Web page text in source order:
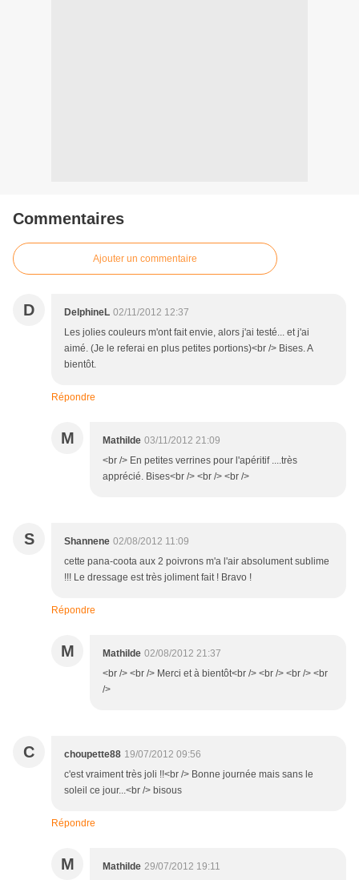
Commentaires
Ajouter un commentaire
D DelphineL 02/11/2012 12:37
Les jolies couleurs m'ont fait envie, alors j'ai testé... et j'ai
aimé. (Je le referai en plus petites portions)<br /> Bises. A
bientôt.
Répondre
M Mathilde 03/11/2012 21:09
<br /> En petites verrines pour l'apéritif ....très
apprécié. Bises<br /> <br /> <br />
S Shannene 02/08/2012 11:09
cette pana-coota aux 2 poivrons m'a l'air absolument sublime
!!! Le dressage est très joliment fait ! Bravo !
Répondre
M Mathilde 02/08/2012 21:37
<br /> <br /> Merci et à bientôt<br /> <br /> <br /> <br
/>
C choupette88 19/07/2012 09:56
c'est vraiment très joli !!<br /> Bonne journée mais sans le
soleil ce jour...<br /> bisous
Répondre
M Mathilde 29/07/2012 19:11